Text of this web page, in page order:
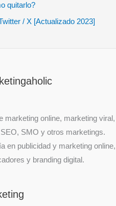
quitarlo?
/ X [Actualizado 2023]
marketing online, marketing viral,
SMO y otros marketings.
en publicidad y marketing online,
y branding digital.